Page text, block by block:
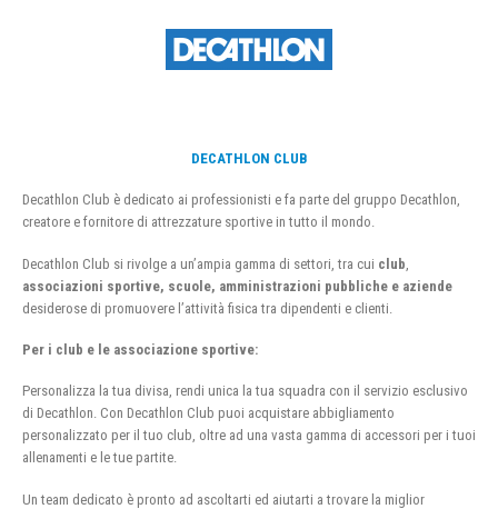
DECATHLON CLUB
Decathlon Club è dedicato ai professionisti e fa parte del gruppo Decathlon,
creatore e fornitore di attrezzature sportive in tutto il mondo.
Decathlon Club si rivolge a un’ampia gamma di settori, tra cui club
associazioni sportive, scuole, amministrazioni pubbliche e aziende
desiderose di promuovere l’attività fisica tra dipendenti e clienti.
Per i club e le associazione sportive:
Personalizza la tua divisa, rendi unica la tua squadra con il servizio esclusivo
di Decathlon. Con Decathlon Club puoi acquistare abbigliamento
personalizzato per il tuo club, oltre ad una vasta gamma di accessori per i tuoi
allenamenti e le tue partite.
Un team dedicato è pronto ad ascoltarti ed aiutarti a trovare la miglior